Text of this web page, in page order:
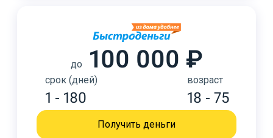
до 100 000 ₽
срок (дней)
1 - 180
возраст
18 - 75
Получить деньги